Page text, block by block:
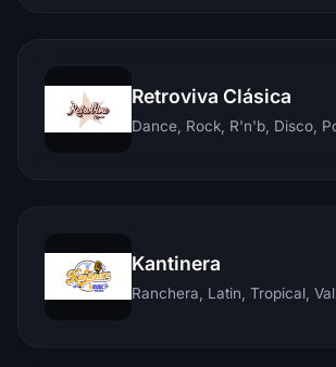
Retroviva Clásica
Kantinera
Ranchera, Latin, Tropical,